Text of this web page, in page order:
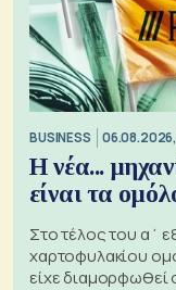
BUSINESS
Η νέα...
είναι τα
Στο τέλος του α΄
χαρτοφυλακίου
είχε διαμορφωθεί